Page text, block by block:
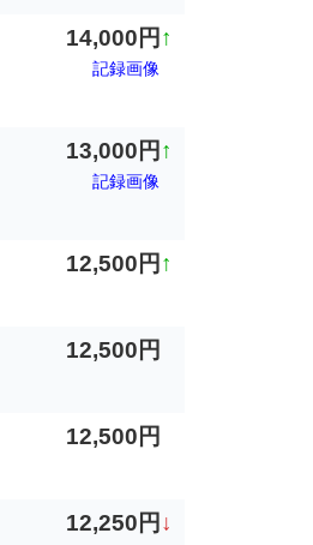
14,000円 ↑
記録画像
13,000円 ↑
記録画像
12,500円 ↑
12,500円
12,500円
12,250円 ↓